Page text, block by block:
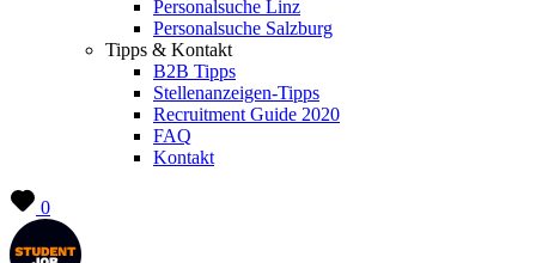
Personalsuche Linz
Personalsuche Salzburg
Tipps & Kontakt
B2B Tipps
Stellenanzeigen-Tipps
Recruitment Guide 2020
FAQ
Kontakt
0